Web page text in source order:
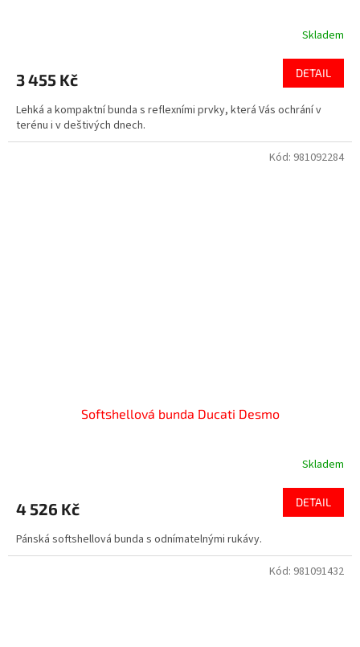
Skladem
3 455 Kč DETAIL
Lehká a kompaktní bunda s reflexními prvky, která Vás ochrání v
terénu i v deštivých dnech.
Softshellová bunda Ducati Desmo
Skladem
4 526 Kč DETAIL
Pánská softshellová bunda s odnímatelnými rukávy.
Kód: 981092284
Kód: 981091432